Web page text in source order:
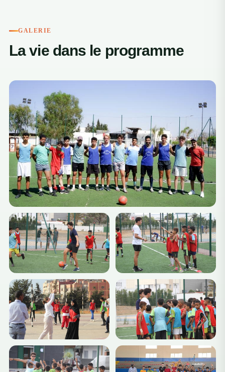
GALERIE
La vie dans le programme